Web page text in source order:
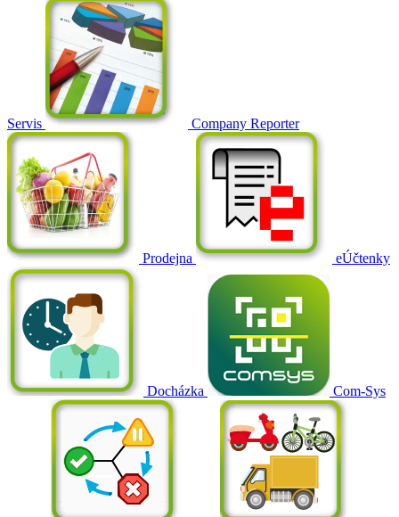
Servis Company Reporter
Prodejna eÚčtenky
Docházka Com-Sys